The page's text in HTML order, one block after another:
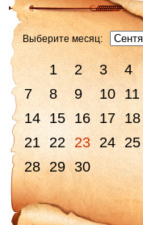
Выберите месяц:
1 2 3 4
7
8 9 10 11
14 15 16 17 18
21 22 23 24 25
28 29 30